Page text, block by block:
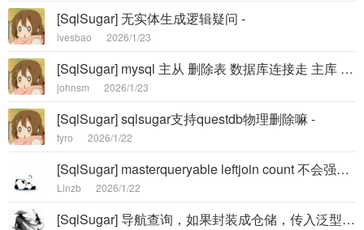
[SqlSugar] 无实体生成逻辑疑问 -
ivesbao 2026/1/23
[SqlSugar] mysql 主从 删除表 数据库连接走 主库 报错 -
johnsm 2026/1/23
[SqlSugar] sqlsugar支持questdb物理删除嘛 -
tyro 2026/1/22
[SqlSugar] masterqueryable leftjoin count 不会强制走主库 -
Linzb 2026/1/22
[SqlSugar] 导航查询，如果封装成仓储，传入泛型参数，会报错 -